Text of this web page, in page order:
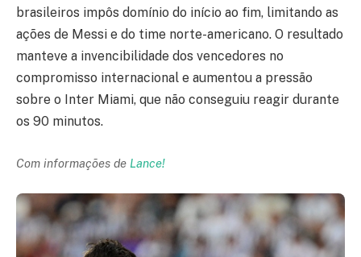
brasileiros impôs domínio do início ao fim, limitando as
ações de Messi e do time norte-americano. O resultado
manteve a invencibilidade dos vencedores no
compromisso internacional e aumentou a pressão
sobre o Inter Miami, que não conseguiu reagir durante
os 90 minutos.
Com informações de Lance!